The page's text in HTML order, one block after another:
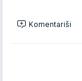
Komentariši